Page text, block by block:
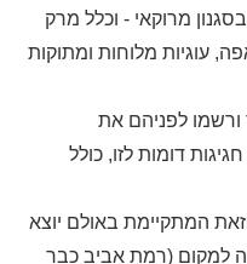
מרוקאי - וכלל מרק
עוגיות מלוחות ומתוקות
לפניהם את
דומות לזו, כולל
המתקיימת באולם יוצא
למקום (רמת אביב כבר